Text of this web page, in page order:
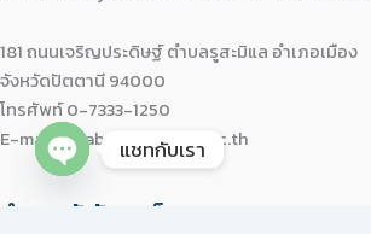
181 ถนนเจริญประดิษฐ์ ตำบลรูสะมิแล อำเภอเมือง
จังหวัดปัตตานี 94000
โทรศัพท์ 0-7333-1250
E-mail: saraban-cul@psu.ac.th
จำนวนผู้เข้าชมเว็บ
แชทกับเรา
Open chaty